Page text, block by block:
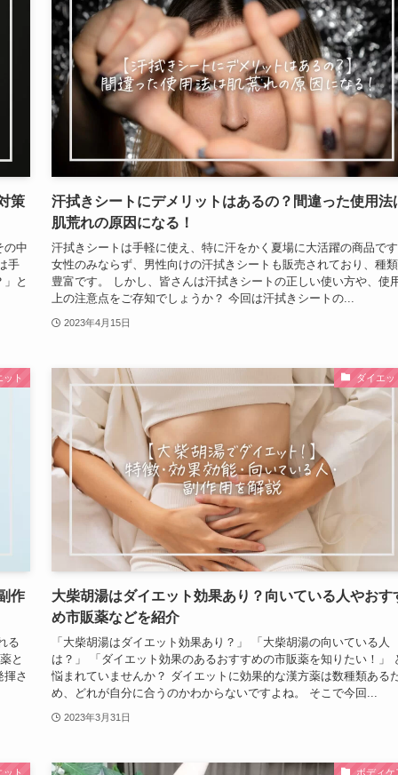
策
の中
手
と
汗拭きシートにデメリットはあるの？間違った使用法
肌荒れの原因になる！
汗拭きシートは手軽に使え、特に汗をかく夏場に大活躍の商品で
女性のみならず、男性向けの汗拭きシートも販売されており、種
豊富です。 しかし、皆さんは汗拭きシートの正しい使い方や、使
上の注意点をご存知でしょうか？ 今回は汗拭きシートの...
2023年4月15日
ット
作
る
と
さ
ダイエッ
大柴胡湯はダイエット効果あり？向いている人やおす
め市販薬などを紹介
「大柴胡湯はダイエット効果あり？」 「大柴胡湯の向いている人
は？」 「ダイエット効果のあるおすすめの市販薬を知りたい！」
悩まれていませんか？ ダイエットに効果的な漢方薬は数種類ある
め、どれが自分に合うのかわからないですよね。 そこで今回...
2023年3月31日
ット ボディケ